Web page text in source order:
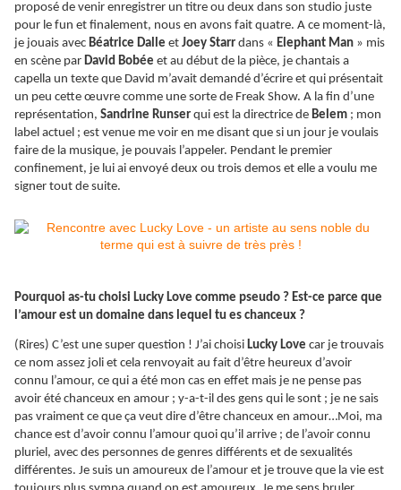
proposé de venir enregistrer un titre ou deux dans son studio juste
pour le fun et finalement, nous en avons fait quatre. A ce moment-là,
je jouais avec Béatrice Dalle et Joey Starr dans « Elephant Man » mis
en scène par David Bobée et au début de la pièce, je chantais a
capella un texte que David m’avait demandé d’écrire et qui présentait
un peu cette œuvre comme une sorte de Freak Show. A la fin d’une
représentation, Sandrine Runser qui est la directrice de Belem ; mon
label actuel ; est venue me voir en me disant que si un jour je voulais
faire de la musique, je pouvais l’appeler. Pendant le premier
confinement, je lui ai envoyé deux ou trois demos et elle a voulu me
signer tout de suite.
Pourquoi as-tu choisi Lucky Love comme pseudo ? Est-ce parce que
l’amour est un domaine dans lequel tu es chanceux ?
(Rires) C’est une super question ! J’ai choisi Lucky Love car je trouvais
ce nom assez joli et cela renvoyait au fait d’être heureux d’avoir
connu l’amour, ce qui a été mon cas en effet mais je ne pense pas
avoir été chanceux en amour ; y-a-t-il des gens qui le sont ; je ne sais
pas vraiment ce que ça veut dire d’être chanceux en amour…Moi, ma
chance est d’avoir connu l’amour quoi qu’il arrive ; de l’avoir connu
pluriel, avec des personnes de genres différents et de sexualités
différentes. Je suis un amoureux de l’amour et je trouve que la vie est